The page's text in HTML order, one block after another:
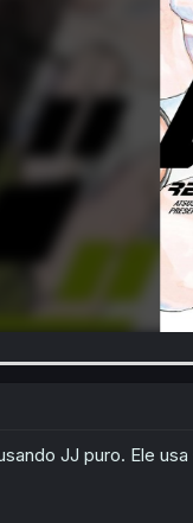
JJ puro. Ele